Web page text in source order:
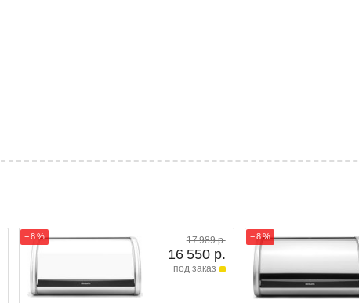
− 8 % 17 989 р.
16 550 р.
под заказ
− 8 %